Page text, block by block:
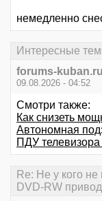
немедленно
Интересные
forums-kuban.ru
09.08.2026 - 04:52
Смотри также:
Как снизеть
Автономная
ПДУ телевизора
Re: Не у кого
DVD-RW